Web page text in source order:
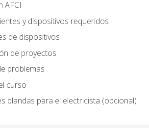
AFCI
y dispositivos requeridos
de dispositivos
de proyectos
problemas
curso
blandas para el electricista (opcional)